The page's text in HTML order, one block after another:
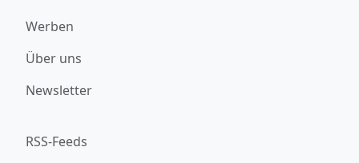
Werben
Über uns
Newsletter
RSS-Feeds